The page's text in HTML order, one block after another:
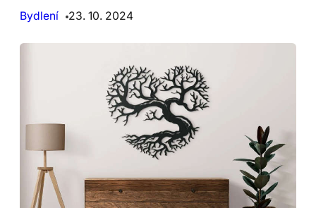
Bydlení
23. 10. 2024